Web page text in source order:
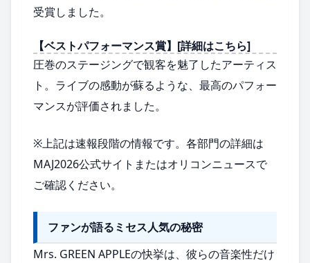
受賞しました。
【ベストパフォーマンス賞】[詳細はこちら]
圧巻のステージングで観客を魅了したアーティス
ト。ライブの感動が蘇るような、最高のパフォー
マンスが評価されました。
※上記は速報段階の情報です。各部門の詳細は
MAJ2026公式サイトまたはオリコンニュースで
ご確認ください。
ファンが語るミセス人気の秘密
Mrs. GREEN APPLEの快挙は、彼らの音楽性だけ